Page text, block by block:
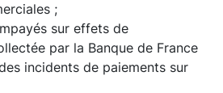
;
sur effets de
par la Banque de France
incidents de paiements sur